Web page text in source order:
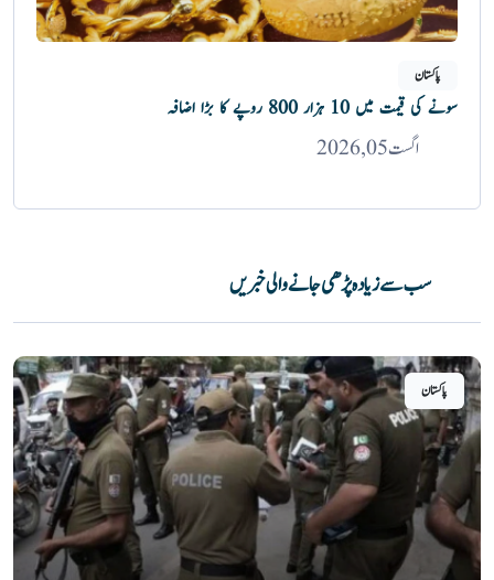
پاکستان
سونے کی قیمت میں 10 ہزار 800 روپے کا بڑا اضافہ
اگست 05, 2026
سب سے زیادہ پڑھی جانے والی خبریں
پاکستان